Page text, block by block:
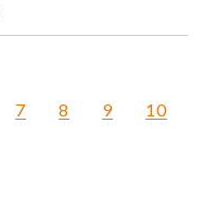
7 8 9 10